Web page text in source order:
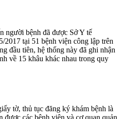
người bệnh đã được Sở Y tế
tại 51 bệnh viện công lập trên
đầu tiên, hệ thống này đã ghi nhận
về 15 khâu khác nhau trong quy
tờ, thủ tục đăng ký khám bệnh là
được các bệnh viện và cơ quan quản